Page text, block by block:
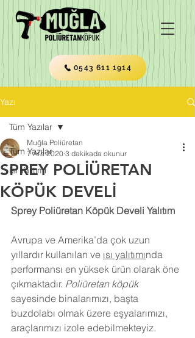
0543 611 1914
Yazı
Tüm Yazılar
Isı Yalıtımı
Tüm Yazılar
SPREY POLİÜRETAN
KÖPÜK DEVELİ
Muğla Poliüretan
7 Ara 2020 3 dakikada okunur
Sprey Poliüretan Köpük Develi Yalıtım
Avrupa ve Amerika’da çok uzun
yıllardır kullanılan ve ısı yalıtımında
performansı en yüksek ürün olarak öne
çıkmaktadır. Poliüretan köpük
sayesinde binalarımızı, başta
buzdolabı olmak üzere eşyalarımızı,
araçlarımızı izole edebilmekteyiz.